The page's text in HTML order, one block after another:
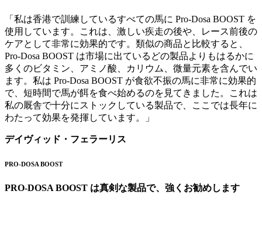
「私は香港で訓練しているすべての馬に Pro-Dosa BOOST を
使用しています。これは、激しい疾走の後や、レース前後の
ケアとして非常に効果的です。類似の商品と比較すると、
Pro-Dosa BOOST は市場に出ているどの製品よりもはるかに
多くのビタミン、アミノ酸、カリウム、微量元素を含んでい
ます。私は Pro-Dosa BOOST が食欲不振の馬に非常に効果的
で、短時間で馬が餌を食べ始めるのを見てきました。これは
私の厩舎で十分にストックしている製品で、ここでは長年に
わたって効果を発揮しています。」
デイヴィッド・フェラーリス
PRO-DOSA BOOST
PRO-DOSA BOOST は真剣な製品で、強くお勧めします